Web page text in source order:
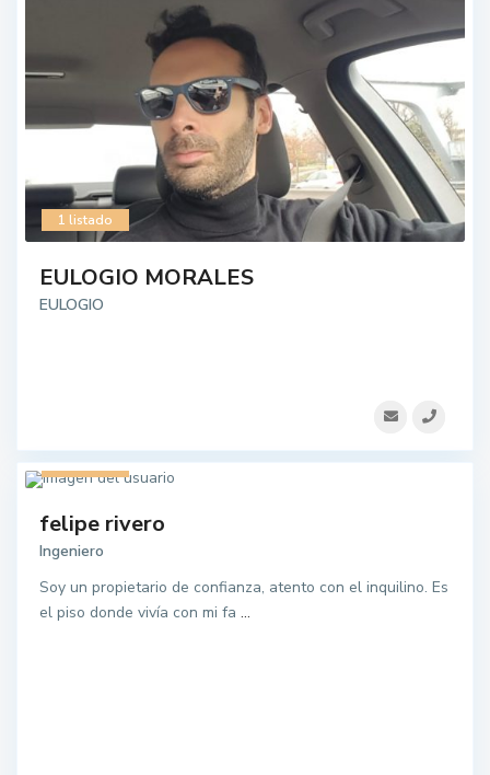
1 listado
EULOGIO MORALES
EULOGIO
1 listado
felipe rivero
Ingeniero
Soy un propietario de confianza, atento con el inquilino. Es
el piso donde vivía con mi fa ...